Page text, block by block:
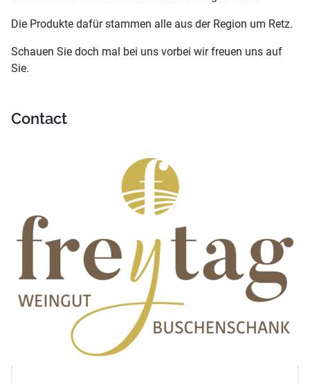
Die Produkte dafür stammen alle aus der Region um Retz.
Schauen Sie doch mal bei uns vorbei wir freuen uns auf
Sie.
Contact